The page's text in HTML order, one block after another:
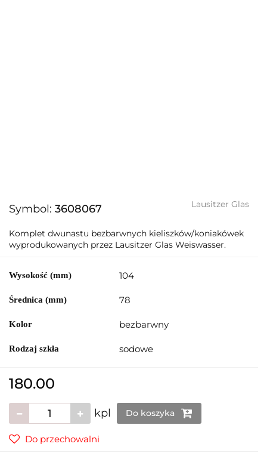
Symbol: 3608067 Lausitzer Glas
Komplet dwunastu bezbarwnych kieliszków/koniakówek
wyprodukowanych przez Lausitzer Glas Weiswasser.
Wysokość (mm) 104
Średnica (mm) 78
Kolor bezbarwny
Rodzaj szkła sodowe
180.00
kpl Do koszyka
Do przechowalni